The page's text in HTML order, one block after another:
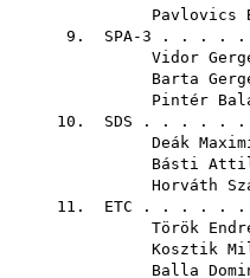
Pavlovics
9. SPA-3 . . . .
Vidor
Barta
Pintér
10. SDS . . . . . .
Deák
Básti
Horváth
11. ETC . . . . . .
Török
Kosztik
Balla